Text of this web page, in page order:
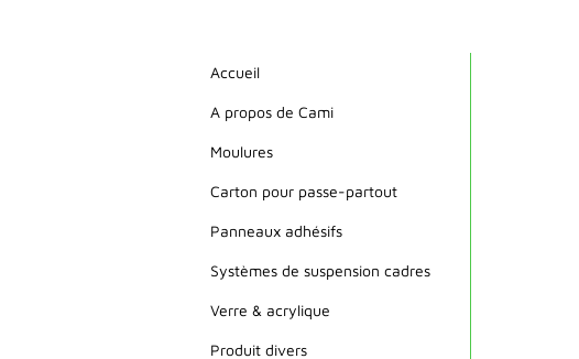
Accueil
A propos de Cami
Moulures
Carton pour passe-partout
Panneaux adhésifs
Systèmes de suspension cadres
Verre & acrylique
Produit divers